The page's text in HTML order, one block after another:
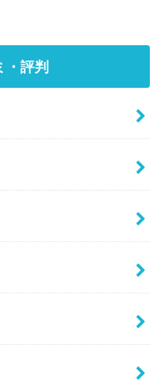
・評判